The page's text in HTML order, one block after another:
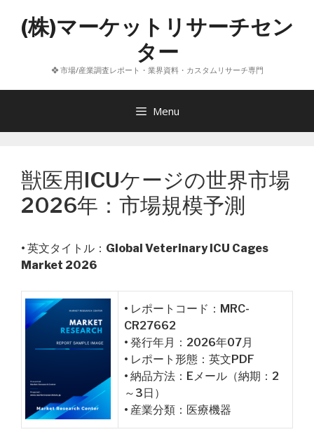
へ
(株)マーケットリサーチセン
ター
❖ 市場/産業調査レポート・業界資料・カスタムリサーチ専門
Menu
獣医用ICUケージの世界市場
2026年：市場規模予測
• 英文タイトル： Global Veterinary ICU Cages
Market 2026
• レポートコード：MRC-
CR27662
• 発行年月：2026年07月
• レポート形態：英文PDF
• 納品方法：Eメール（納期：2
～3日）
• 産業分類：医療機器